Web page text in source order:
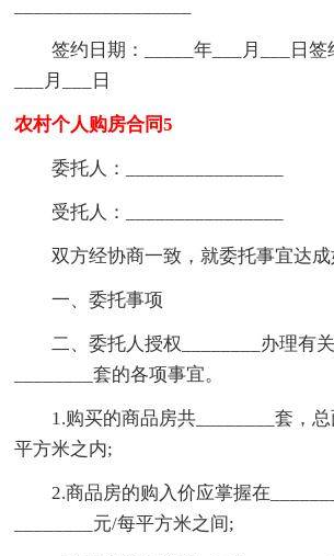
签约日期：_____年___月___日
___月___日
农村个人购房合同5
委托人：________________
受托人：________________
双方经协商一致，就委托事宜达成
一、委托事项
二、委托人授权________办理有
________套的各项事宜。
1.购买的商品房共________套，总
平方米之内;
2.商品房的购入价应掌握在
________元/每平方米之间;